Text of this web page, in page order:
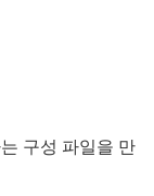
구성 파일을 만